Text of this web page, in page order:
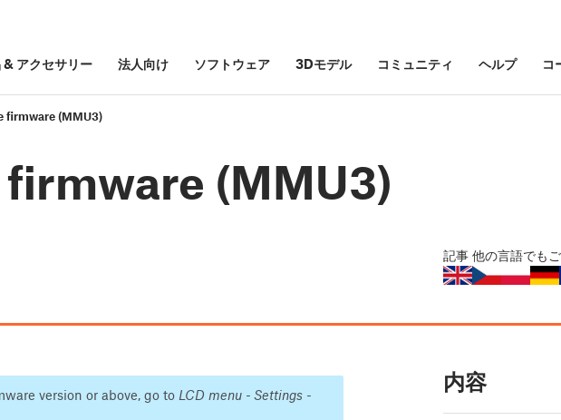
& アクセサリー 法人向け ソフトウェア 3Dモデル コミュニティ ヘルプ コ
firmware (MMU3)
(MMU3)
記事 他の言語でも
version or above, go to LCD menu - Settings -
内容